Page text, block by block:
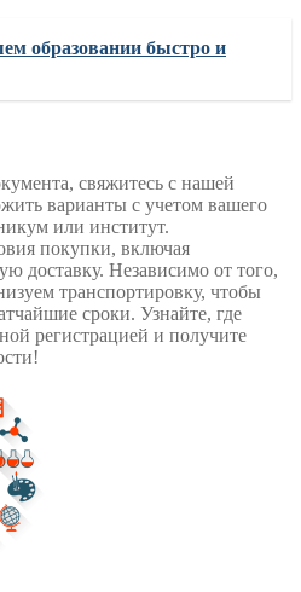
образовании быстро и
свяжитесь с нашей
варианты с учетом вашего
или институт.
покупки, включая
доставку. Независимо от того,
транспортировку, чтобы
сроки. Узнайте, где
регистрацией и получите